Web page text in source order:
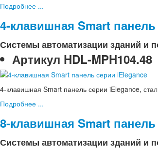
Подробнее ...
4-клавишная Smart
Системы автоматизации зданий и
Артикул HDL-MPH104.48
4-клавишная Smart панель серии iElegance,
Подробнее ...
8-клавишная Smart
Системы автоматизации зданий и